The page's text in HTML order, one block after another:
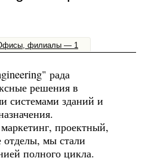
филиалы — 1
рада
решения в
системами зданий и
проектный,
мы стали
полного цикла.